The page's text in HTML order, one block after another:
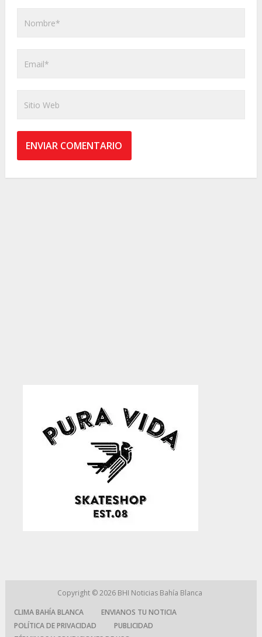
Copyright © 2026 BHI Noticias Bahía Blanca
CLIMA BAHÍA BLANCA
ENVIANOS TU NOTICIA
POLÍTICA DE PRIVACIDAD
PUBLICIDAD